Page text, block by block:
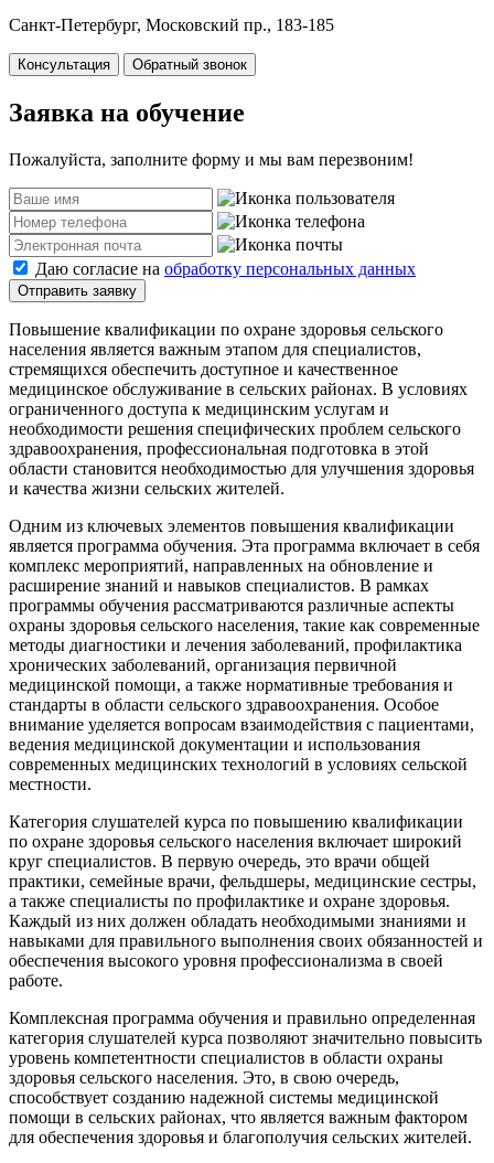
Санкт-Петербург, Московский пр., 183-185
Консультация Обратный звонок
Заявка на обучение
Пожалуйста, заполните форму и мы вам перезвоним!
Даю согласие на обработку персональных данных
Отправить заявку
Повышение квалификации по охране здоровья сельского
населения является важным этапом для специалистов,
стремящихся обеспечить доступное и качественное
медицинское обслуживание в сельских районах. В условиях
ограниченного доступа к медицинским услугам и
необходимости решения специфических проблем сельского
здравоохранения, профессиональная подготовка в этой
области становится необходимостью для улучшения здоровья
и качества жизни сельских жителей.
Одним из ключевых элементов повышения квалификации
является программа обучения. Эта программа включает в себя
комплекс мероприятий, направленных на обновление и
расширение знаний и навыков специалистов. В рамках
программы обучения рассматриваются различные аспекты
охраны здоровья сельского населения, такие как современные
методы диагностики и лечения заболеваний, профилактика
хронических заболеваний, организация первичной
медицинской помощи, а также нормативные требования и
стандарты в области сельского здравоохранения. Особое
внимание уделяется вопросам взаимодействия с пациентами,
ведения медицинской документации и использования
современных медицинских технологий в условиях сельской
местности.
Категория слушателей курса по повышению квалификации
по охране здоровья сельского населения включает широкий
круг специалистов. В первую очередь, это врачи общей
практики, семейные врачи, фельдшеры, медицинские сестры,
а также специалисты по профилактике и охране здоровья.
Каждый из них должен обладать необходимыми знаниями и
навыками для правильного выполнения своих обязанностей и
обеспечения высокого уровня профессионализма в своей
работе.
Комплексная программа обучения и правильно определенная
категория слушателей курса позволяют значительно повысить
уровень компетентности специалистов в области охраны
здоровья сельского населения. Это, в свою очередь,
способствует созданию надежной системы медицинской
помощи в сельских районах, что является важным фактором
для обеспечения здоровья и благополучия сельских жителей.